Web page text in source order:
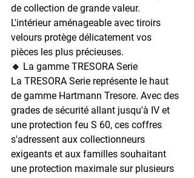
de collection de grande valeur.
L'intérieur aménageable avec tiroirs
velours protège délicatement vos
pièces les plus précieuses.
🔹 La gamme TRESORA Serie
La TRESORA Serie représente le haut
de gamme Hartmann Tresore. Avec des
grades de sécurité allant jusqu'à IV et
une protection feu S 60, ces coffres
s'adressent aux collectionneurs
exigeants et aux familles souhaitant
une protection maximale sur plusieurs